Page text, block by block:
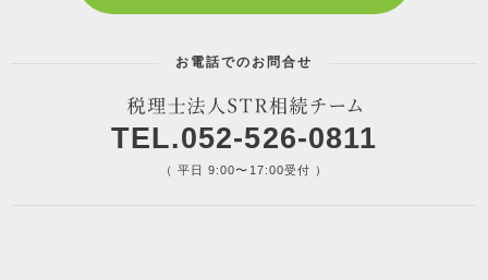
お電話でのお問合せ
TEL.052-526-0811
（ 平日 9:00〜17:00受付 ）